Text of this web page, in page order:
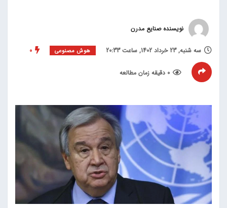
نویسنده صنایع مدرن
سه شنبه, 23 خرداد 1402, ساعت 20:33 هوش مصنوعی 0
0 دقیقه زمان مطالعه